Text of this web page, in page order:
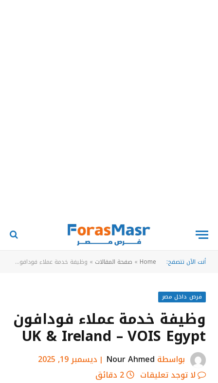
أنت الآن تتصفح: Home
» صفحة المقالات » وظيفة خدمة عملاء فودافون UK & Ireland – VOIS Egypt
فرص داخل مصر
وظيفة خدمة عملاء فودافون
UK & Ireland – VOIS Egypt
بواسطة Nour Ahmed
ديسمبر 19, 2025
لا توجد تعليقات
2 دقائق